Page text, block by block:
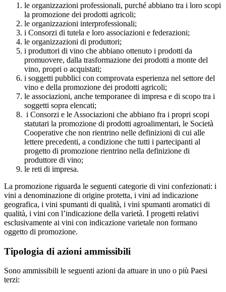
le organizzazioni professionali, purché abbiano tra i loro scopi
la promozione dei prodotti agricoli;
le organizzazioni interprofessionali;
i Consorzi di tutela e loro associazioni e federazioni;
le organizzazioni di produttori;
i produttori di vino che abbiano ottenuto i prodotti da
promuovere, dalla trasformazione dei prodotti a monte del
vino, propri o acquistati;
i soggetti pubblici con comprovata esperienza nel settore del
vino e della promozione dei prodotti agricoli;
le associazioni, anche temporanee di impresa e di scopo tra i
soggetti sopra elencati;
i Consorzi e le Associazioni che abbiano fra i propri scopi
statutari la promozione di prodotti agroalimentari, le Società
Cooperative che non rientrino nelle definizioni di cui alle
lettere precedenti, a condizione che tutti i partecipanti al
progetto di promozione rientrino nella definizione di
produttore di vino;
le reti di impresa.
La promozione riguarda le seguenti categorie di vini confezionati: i
vini a denominazione di origine protetta, i vini ad indicazione
geografica, i vini spumanti di qualità, i vini spumanti aromatici di
qualità, i vini con l’indicazione della varietà. I progetti relativi
esclusivamente ai vini con indicazione varietale non formano
oggetto di promozione.
Tipologia di azioni ammissibili
Sono ammissibili le seguenti azioni da attuare in uno o più Paesi
terzi: